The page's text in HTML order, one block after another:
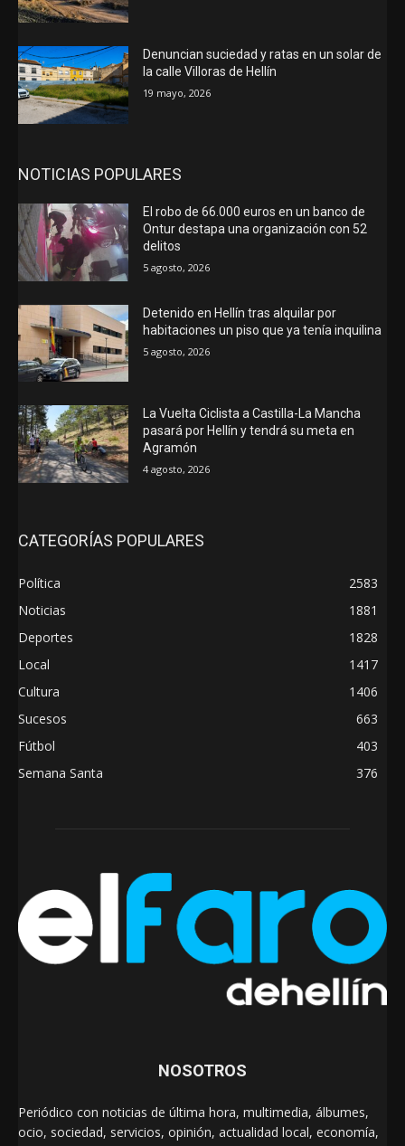
Denuncian suciedad y ratas en un solar de
la calle Villoras de Hellín
19 mayo, 2026
NOTICIAS POPULARES
El robo de 66.000 euros en un banco de
Ontur destapa una organización con 52
delitos
5 agosto, 2026
Detenido en Hellín tras alquilar por
habitaciones un piso que ya tenía inquilina
5 agosto, 2026
La Vuelta Ciclista a Castilla-La Mancha
pasará por Hellín y tendrá su meta en
Agramón
4 agosto, 2026
CATEGORÍAS POPULARES
Política
2583
Noticias
1881
Deportes
1828
Local
1417
Cultura
1406
Sucesos
663
Fútbol
403
Semana Santa
376
NOSOTROS
Periódico con noticias de última hora, multimedia, álbumes,
ocio, sociedad, servicios, opinión, actualidad local, economía,